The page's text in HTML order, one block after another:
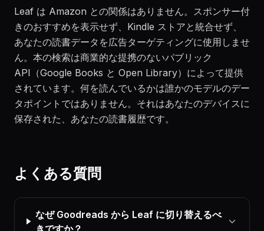
Leaf は Amazon との関係はありません。スポンサー付
きのおすすめを表示せず、Kindle ストアと統合せず、
あなたの読書データを広告ターゲティングに使用しませ
ん。本の検索は商業的な提携のないパブリック
API（Google Books と Open Library）によって提供
されています。何を読んでいるかは誰かのモデルのデー
タポイントではありません。それはあなたのデバイスに
保存された、あなたの読書履歴です。
よくある質問
なぜ Goodreads から Leaf に切り替えるべ
きですか？